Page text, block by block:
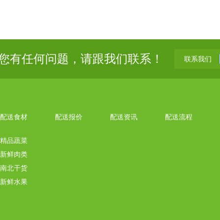
有任何问题，请跟我们联系！ 联系我们
配送食材
精品蔬菜
新鲜肉类
南北干货
新鲜水果
配送报价 配送资讯 配送流程